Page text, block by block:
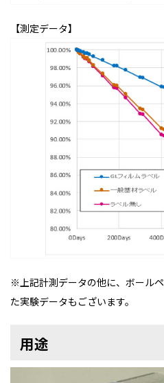
【測定データ】
※上記計測データの他に、ボール
た実験データもございます。
用途